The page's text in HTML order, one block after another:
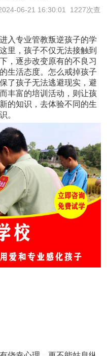
06-21 16:30:01
1227次查
入专业管教叛逆孩子的学
里，孩子不仅无法接触到
，逐步改变原有的不良习
生活态度。 怎么戒掉孩子
了孩子无法逃避现实，避
丰富的培训活动，则让孩
的知识，去体验不同的生
。